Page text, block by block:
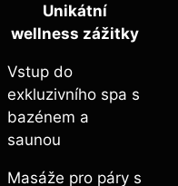
Unikátní
wellness zážitky
Vstup do
exkluzivního spa⁤ s
bazénem a
saunou
Masáže pro páry s